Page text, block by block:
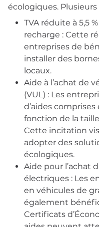
écologiques.
TVA réduite à 5,5
recharge : Cette
entreprises de
installer des
locaux.
Aide à l’achat de
(VUL) : Les
d’aides
fonction de la
Cette incitation
adopter des
écologiques.
Aide pour l’achat
électriques : Les
en véhicules de
également
Certificats